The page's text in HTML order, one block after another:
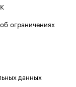
ограничениях
данных